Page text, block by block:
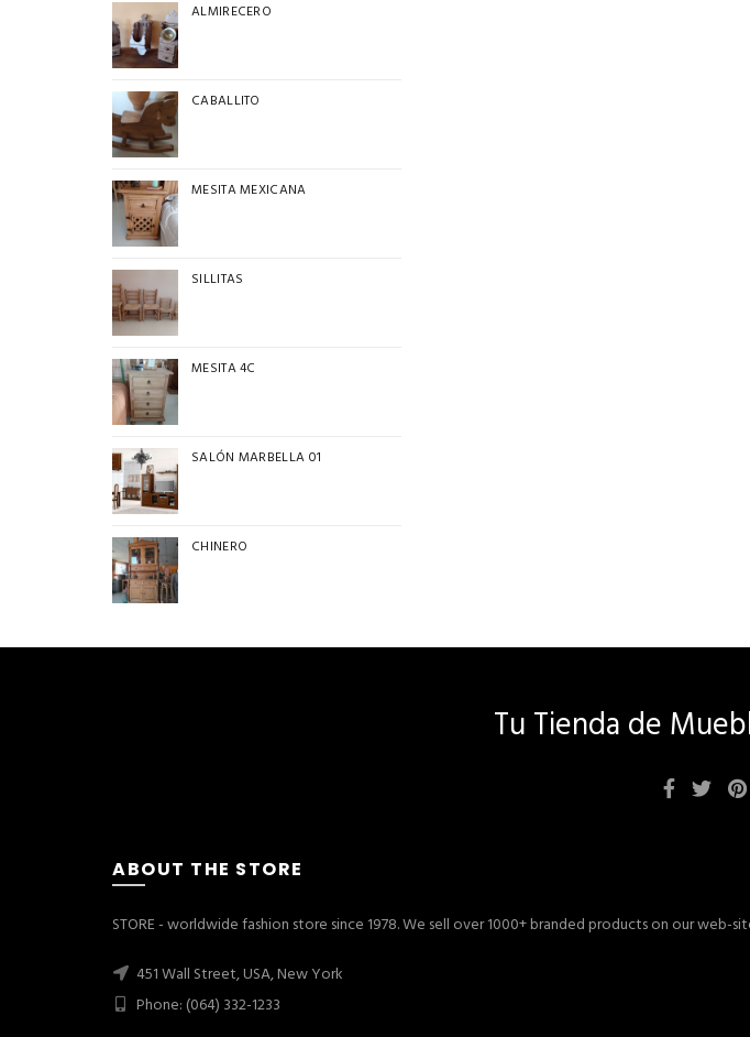
ALMIRECERO
CABALLITO
MESITA MEXICANA
SILLITAS
MESITA 4C
SALÓN MARBELLA 01
CHINERO
Tu Tienda de
ABOUT THE STORE
STORE - worldwide fashion store since 1978. We sell over 1000+ branded products on our web-
451 Wall Street, USA, New York
Phone: (064) 332-1233